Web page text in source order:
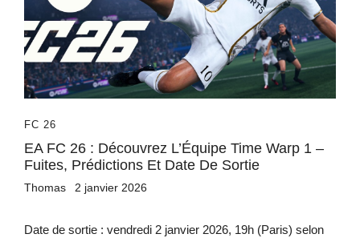
FC 26
EA FC 26 : Découvrez L’Équipe Time Warp 1 –
Fuites, Prédictions Et Date De Sortie
Thomas 2 janvier 2026
Date de sortie : vendredi 2 janvier 2026, 19h (Paris) selon